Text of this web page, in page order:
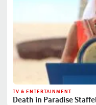
TV & ENTERTAINMENT
Death in Paradise